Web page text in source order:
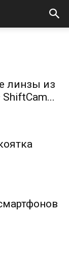
линзы из